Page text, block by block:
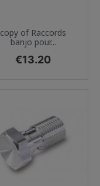
copy of Raccords
banjo pour...
Price
€13.20